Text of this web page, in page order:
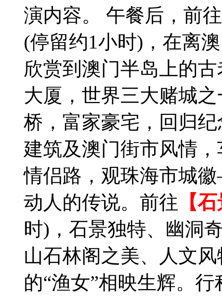
演内容。 午餐后，前
(停留约1小时)，在离
欣赏到澳门半岛上的
大厦，世界三大赌城
桥，富家豪宅，回归
建筑及澳门街市风情
情侣路，观珠海市城
动人的传说。前往 【
时)，石景独特、幽洞
山石林阁之美、人文
的“渔女”相映生辉。